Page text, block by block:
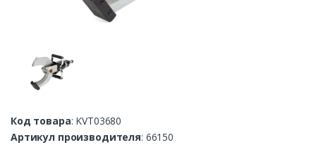
Код товара: KVT03680
Артикул производителя: 66150